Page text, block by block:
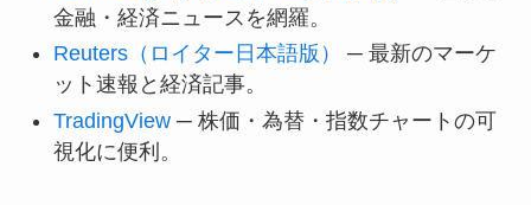
金融・経済ニュースを網羅。
Reuters（ロイター日本語版）
─ 最新のマーケ
ット速報と経済記事。
TradingView─ 株価・為替・指数チャートの可
視化に便利。